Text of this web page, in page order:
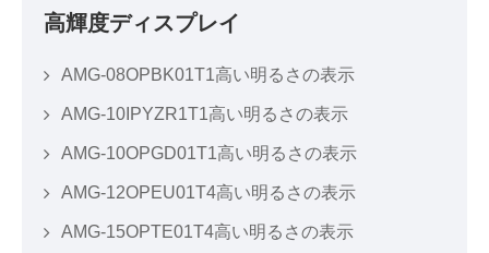
高輝度ディスプレイ
AMG-08OPBK01T1高い明るさの表示
AMG-10IPYZR1T1高い明るさの表示
AMG-10OPGD01T1高い明るさの表示
AMG-12OPEU01T4高い明るさの表示
AMG-15OPTE01T4高い明るさの表示